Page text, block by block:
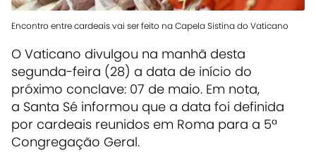
Encontro entre cardeais vai ser feito na Capela Sistina do Vaticano
O Vaticano divulgou na manhã desta
segunda-feira (28) a data de início do
próximo conclave: 07 de maio. Em nota,
a Santa Sé informou que a data foi definida
por cardeais reunidos em Roma para a 5ª
Congregação Geral.